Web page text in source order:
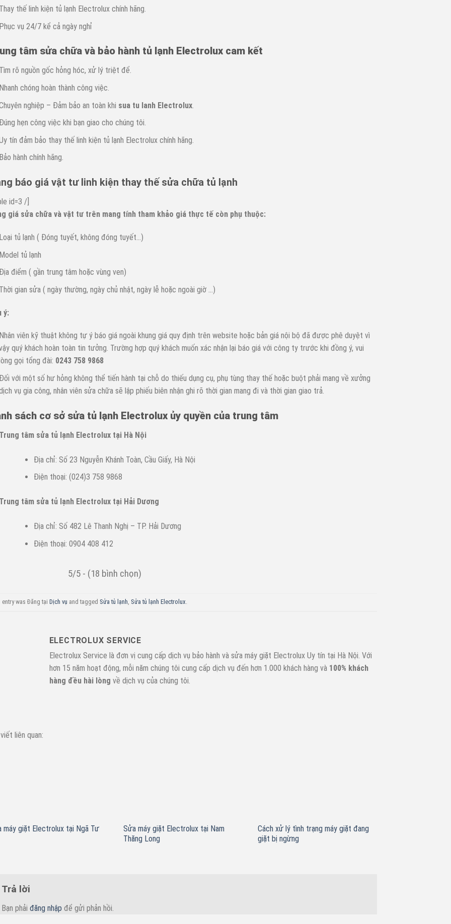
thế linh kiện tủ lạnh Electrolux chính hãng.
vụ 24/7 kể cả ngày nghỉ
tâm sửa chữa và bảo hành tủ lạnh Electrolux cam kết
rõ nguồn gốc hỏng hóc, xử lý triệt để.
chóng hoàn thành công việc.
nghiệp – Đảm bảo an toàn khi sua tu lanh Electrolux
hẹn công việc khi bạn giao cho chúng tôi.
tín đảm bảo thay thế linh kiện tủ lạnh Electrolux chính hãng.
hành chính hãng.
báo giá vật tư linh kiện thay thế sửa chữa tủ lạnh
id=3 /]
giá sửa chữa và vật tư trên mang tính tham khảo giá thực tế còn phụ thuộc:
tủ lạnh ( Đóng tuyết, không đóng tuyết…)
tủ lạnh
điểm ( gần trung tâm hoặc vùng ven)
gian sửa ( ngày thường, ngày chủ nhật, ngày lễ hoặc ngoài giờ …)
ý:
viên kỹ thuật không tự ý báo giá ngoài khung giá quy định trên website hoặc bản giá nội bộ đã được phê duyệt vì
quý khách hoàn toàn tin tưởng. Trường hợp quý khách muốn xác nhận lại báo giá với công ty trước khi đồng ý, vui
gọi tổng đài: 0243 758 9868
với một số hư hỏng không thể tiến hành tại chỗ do thiếu dụng cụ, phụ tùng thay thế hoặc buột phải mang về xưởng
vụ gia công, nhân viên sửa chữa sẽ lập phiếu biên nhận ghi rõ thời gian mang đi và thời gian giao trả.
sách cơ sở sửa tủ lạnh Electrolux ủy quyền của trung tâm
tâm sửa tủ lạnh Electrolux tại Hà Nội
Địa chỉ: Số 23 Nguyễn Khánh Toàn, Cầu Giấy, Hà Nội
Điện thoại: (024)3 758 9868
tâm sửa tủ lạnh Electrolux tại Hải Dương
Địa chỉ: Số 482 Lê Thanh Nghị – TP. Hải Dương
Điện thoại: 0904 408 412
5/5 - (18 bình chọn)
was Đăng tại Dịch vụ and tagged Sửa tủ lạnh, Sửa tủ lạnh Electrolux.
ELECTROLUX SERVICE
Electrolux Service là đơn vị cung cấp dịch vụ bảo hành và sửa máy giặt Electrolux Uy tín tại Hà Nội. Với
hơn 15 năm hoạt động, mỗi năm chúng tôi cung cấp dịch vụ đến hơn 1.000 khách hàng và 100% khách
hàng đều hài lòng về dịch vụ của chúng tôi.
liên quan:
máy giặt Electrolux tại Ngã Tư
Sửa máy giặt Electrolux tại Nam
Thăng Long
Cách xử lý tình trạng máy giặt đang
giặt bị ngừng
Trả lời
Bạn phải đăng nhập để gửi phản hồi.